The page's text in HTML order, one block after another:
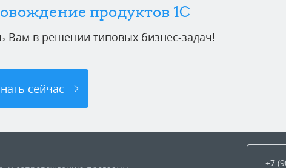
продуктов 1C
в решении типовых бизнес-задач!
сейчас
+7